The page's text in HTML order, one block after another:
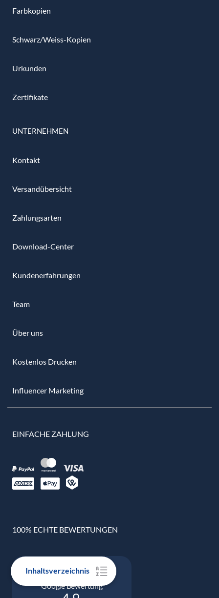
Inhaltsverzeichnis
Farbkopien
Schwarz/Weiss-Kopien
Urkunden
Zertifikate
UNTERNEHMEN
Kontakt
Versandübersicht
Zahlungsarten
Download-Center
Kundenerfahrungen
Team
Über uns
Kostenlos Drucken
Influencer Marketing
EINFACHE ZAHLUNG
100% ECHTE BEWERTUNGEN
Google Bewertung